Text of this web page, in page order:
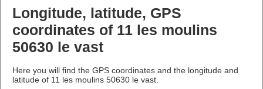
Longitude, latitude, GPS
coordinates of 11 les moulins
50630 le vast
Here you will find the GPS coordinates and the longitude and
latitude of 11 les moulins 50630 le vast.